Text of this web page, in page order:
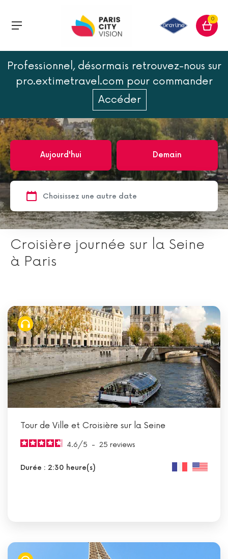
0
Professionnel, désormais retrouvez-nous sur
pro.extimetravel.com pour commander
Accéder
Croisières
Croisières de jour
Aujourd'hui Demain
Croisière journée sur la Seine
à Paris
Tour de Ville et Croisière sur la Seine
4.6/5 - 25 reviews
Durée : 2:30 heure(s)